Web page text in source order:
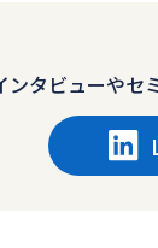
ンタビューやセ